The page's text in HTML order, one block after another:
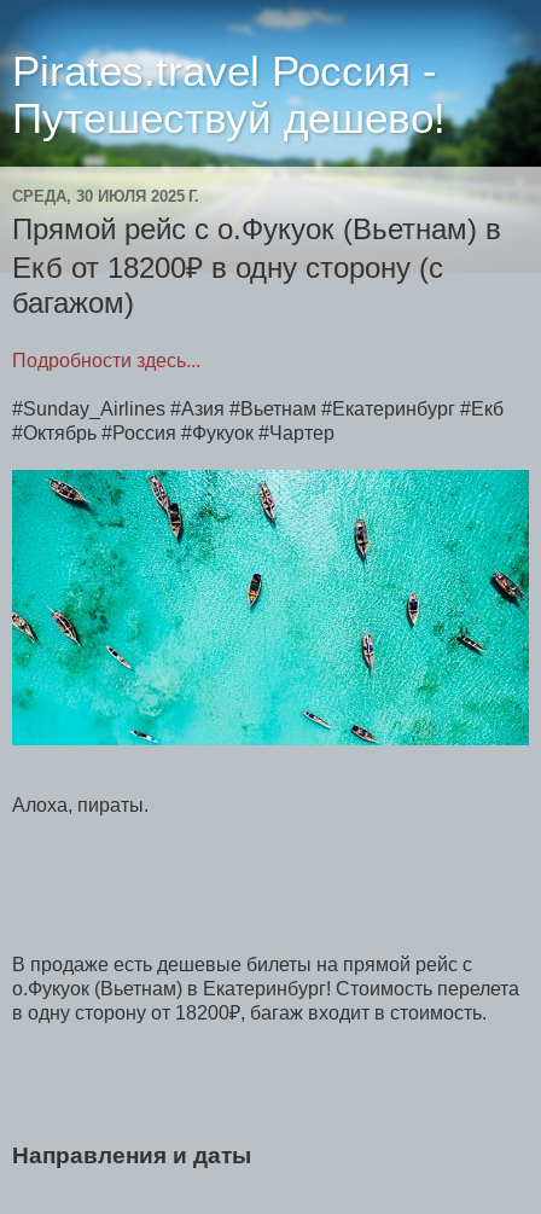
Pirates.travel Россия -
Путешествуй дешево!
СРЕДА, 30 ИЮЛЯ 2025 Г.
Прямой рейс с о.Фукуок (Вьетнам) в
Екб от 18200₽ в одну сторону (с
багажом)
Подробности здесь...
#Sunday_Airlines #Азия #Вьетнам #Екатеринбург #Екб
#Октябрь #Россия #Фукуок #Чартер
Алоха, пираты.
В продаже есть дешевые билеты на прямой рейс с
о.Фукуок (Вьетнам) в Екатеринбург! Стоимость перелета
в одну сторону от 18200₽, багаж входит в стоимость.
Направления и даты